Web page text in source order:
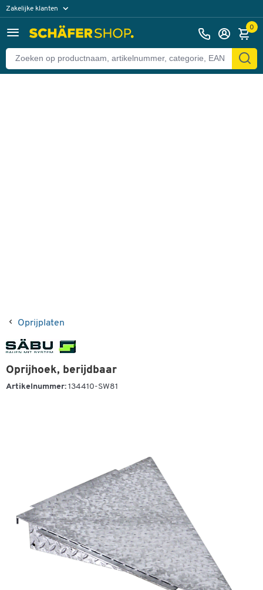
Zakelijke klanten
Particuliere klanten 0
Oprijplaten
Oprijhoek, berijdbaar
Artikelnummer: 134410-SW81
Terug